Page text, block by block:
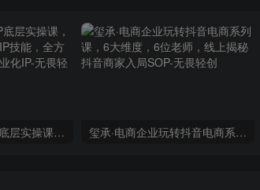
蟹老板·打爆个人IP底层实操课，教你成熟专业的打造IP技能，全方位带你做成一个能商业化IP 玺承·电商企业玩转抖音电商系列课，6大维度，6位老师，线上揭秘抖音商家入局SOP